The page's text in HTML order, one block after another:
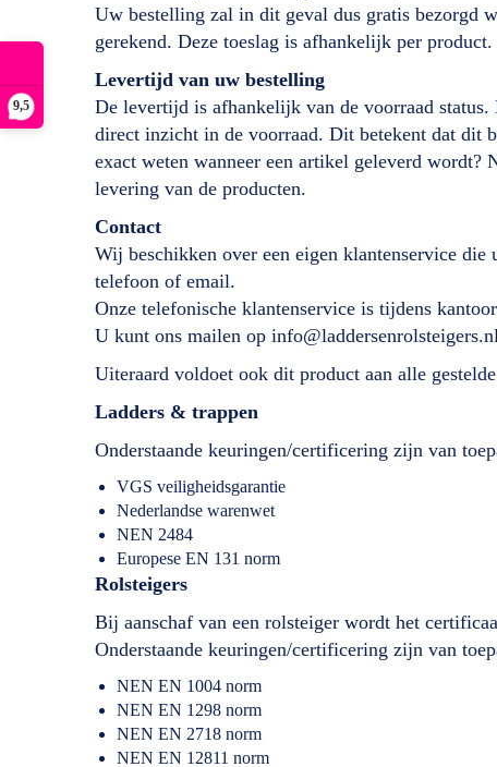
9,5
Uw bestelling zal in dit geval dus gratis bezorgd
gerekend. Deze toeslag is afhankelijk per product.
Levertijd van uw bestelling
De levertijd is afhankelijk van de voorraad
direct inzicht in de voorraad. Dit betekent dat dit
exact weten wanneer een artikel geleverd
levering van de producten.
Contact
Wij beschikken over een eigen klantenservice
telefoon of email.
Onze telefonische klantenservice is tijdens
U kunt ons mailen op
Uiteraard voldoet ook dit product aan alle
Ladders & trappen
Onderstaande keuringen/certificering zijn van
VGS veiligheidsgarantie
Nederlandse warenwet
NEN 2484
Europese EN 131 norm
Rolsteigers
Bij aanschaf van een rolsteiger wordt het
Onderstaande keuringen/certificering zijn van
NEN EN 1004 norm
NEN EN 1298 norm
NEN EN 2718 norm
NEN EN 12811 norm